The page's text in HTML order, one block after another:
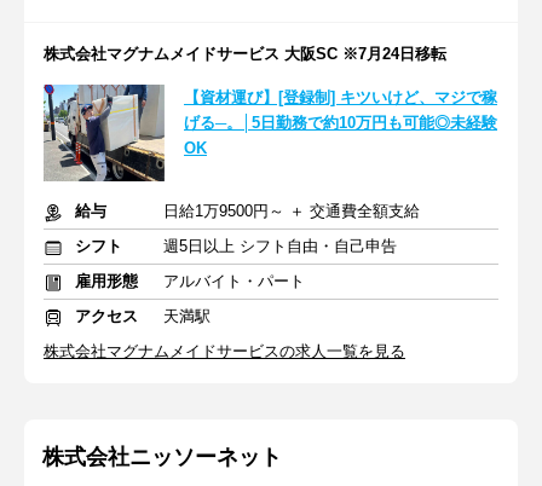
株式会社マグナムメイドサービス 大阪SC ※7月24日移転
【資材運び】[登録制] キツいけど、マジで稼
げる─。│5日勤務で約10万円も可能◎未経験
OK
給与
日給1万9500円～ ＋ 交通費全額支給
シフト
週5日以上 シフト自由・自己申告
雇用形態
アルバイト・パート
アクセス
天満駅
株式会社マグナムメイドサービスの求人一覧を見る
株式会社ニッソーネット